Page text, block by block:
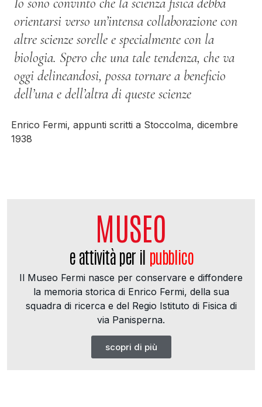
orientarsi verso un’intensa collaborazione con
altre scienze sorelle e specialmente con la
biologia. Spero che una tale tendenza, che va
oggi delineandosi, possa tornare a beneficio
dell’una e dell’altra di queste scienze
Enrico Fermi, appunti scritti a Stoccolma, dicembre
1938
MUSEO
e attività per il pubblico
Il Museo Fermi nasce per conservare e diffondere
la memoria storica di Enrico Fermi, della sua
squadra di ricerca e del Regio Istituto di Fisica di
via Panisperna.
scopri di più